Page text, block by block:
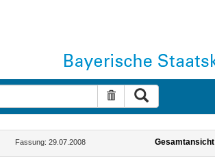
Suche zurücksetzen
Fassung: 29.07.2008 Gesamtansicht